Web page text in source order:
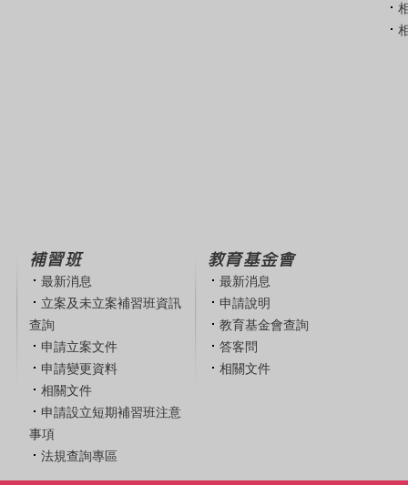
補習班
最新消息
立案及未立案補習班資訊
查詢
申請立案文件
申請變更資料
相關文件
申請設立短期補習班注意
事項
法規查詢專區
教育基金會
最新消息
申請說明
教育基金會查詢
答客問
相關文件